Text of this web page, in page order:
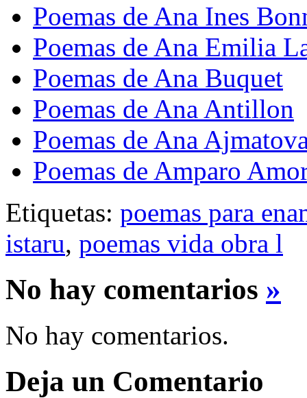
Poemas de Ana Ines
Poemas de Ana Emilia
Poemas de Ana Buquet
Poemas de Ana Antillon
Poemas de Ana
Poemas de Amparo
Etiquetas: poemas para
istaru, poemas vida obra l
No hay comentarios »
No hay comentarios.
Deja un Comentario